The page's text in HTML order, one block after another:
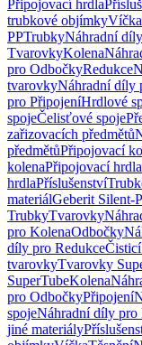
Připojovací hrdla
trubkové objímkyVíčka
PPTrubkyNáhradní
TvarovkyKolena
pro OdbočkyRedukce
tvarovkyNáhradní díly
pro PřipojeníHrdlové
spojeČelisťové spoje
zařizovacích předmětů
předmětůPřipojovací
kolenaPřipojovací hrdla
hrdlaPříslušenství
materiálGeberit Silent-
TrubkyTvarovky
pro KolenaOdbočky
díly pro Redukce
tvarovkyTvarovky
SuperTubeKolena
pro OdbočkyPřipojení
spojeNáhradní díly pro
jiné materiály